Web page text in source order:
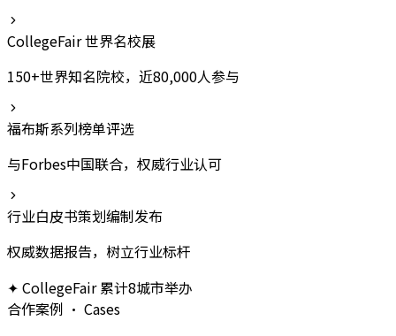
CollegeFair 世界名校展
150+世界知名院校，近80,000人参与
福布斯系列榜单评选
与Forbes中国联合，权威行业认可
行业白皮书策划编制发布
权威数据报告，树立行业标杆
✦ CollegeFair 累计8城市举办
合作案例 · Cases